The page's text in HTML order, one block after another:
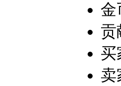
金
贡
买
卖